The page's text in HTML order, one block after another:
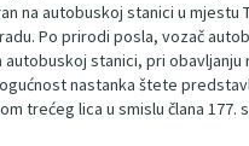
na autobuskoj stanici u mjestu
Po prirodi posla, vozač
stanici, pri obavljanju
nastanka štete
trećeg lica u smislu člana 177.